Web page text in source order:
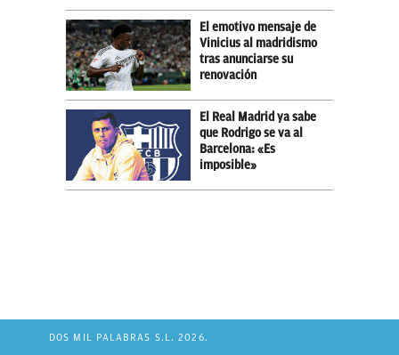
El emotivo mensaje de
Vinicius al madridismo
tras anunciarse su
renovación
El Real Madrid ya sabe
que Rodrigo se va al
Barcelona: «Es
imposible»
DOS MIL PALABRAS S.L. 2026.